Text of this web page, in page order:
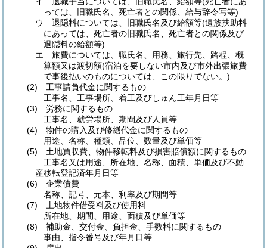
っては、旧職氏名、死亡者との関係、給与辞令写等)
ウ
退隠料については、旧職氏名及び給額等(遺族扶助料
にあっては、死亡者の旧職氏名、死亡者との関係及び
退隠料の給額等)
エ
旅費については、職氏名、用務、旅行先、路程、概
算額又は渡切額(宿泊を要しない市内及び市外出張旅費
で事後払いのものについては、この限りでない。)
(2)
工事請負代金に関するもの
工事名、工事場所、着工及びしゅん工年月日等
(3)
労務に関するもの
工事名、就労場所、期間及び人員等
(4)
物件の購入及び修繕代金に関するもの
用途、名称、種類、品位、数量及び単価等
(5)
土地買収費、物件移転料及び損害賠償額に関するもの
工事名又は用途、所在地、名称、面積、単価及び不動
産移転登記済年月日等
(6)
企業債費
名称、記号、元本、利率及び期間等
(7)
土地物件借受料及び使用料
所在地、期間、用途、面積及び単価等
(8)
補助金、交付金、負担金、手数料に関するもの
事由、指令番号及び年月日等